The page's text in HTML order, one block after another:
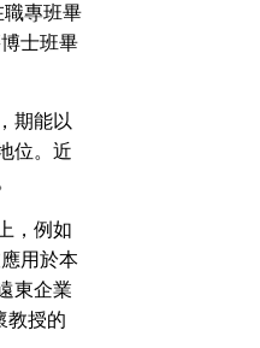
專班畢
士班畢
期能以
位。近
，例如
用於本
東企業
教授的